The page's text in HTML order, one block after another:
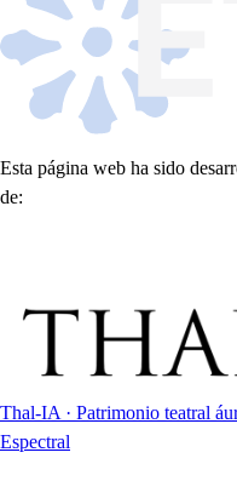
Esta página web ha sido
de:
Thal-IA · Patrimonio teatral
Espectral